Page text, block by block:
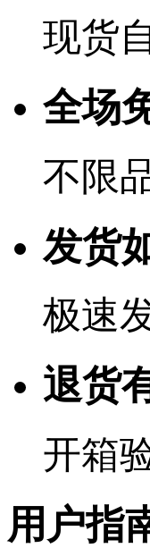
现货
全场
不限
发货
极速
退货
开箱
用户指